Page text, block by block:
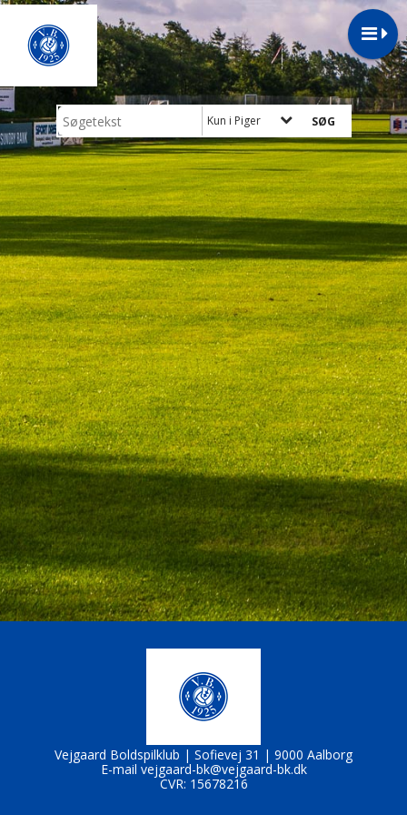
Kun i Piger
Vejgaard Boldspilklub | Sofievej 31 | 9000 Aalborg
E-mail vejgaard-bk@vejgaard-bk.dk
CVR: 15678216